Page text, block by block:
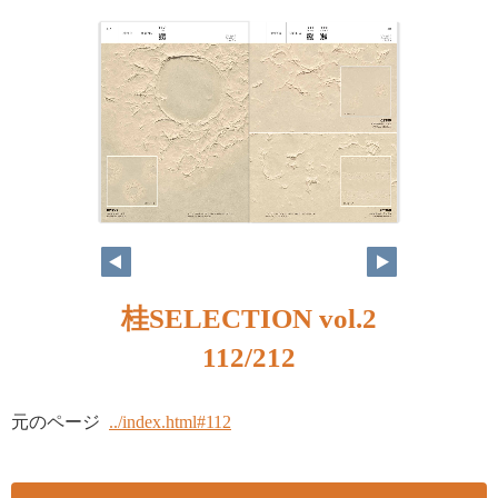
桂SELECTION vol.2
112/212
元のページ ../index.html#112